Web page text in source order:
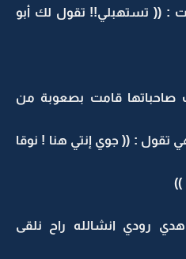
: (( تستهبلي!! تقول لك أبو
قامت بصعوبة من
تقول : (( جوي إنتي هنا ! نوقا
))
رودي انشالله راح نلقى